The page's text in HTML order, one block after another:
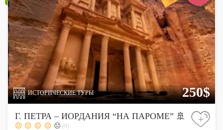
ИСТОРИЧЕСКИЕ ТУРЫ 250$
Г. ПЕТРА – ИОРДАНИЯ “НА ПАРОМЕ” 🚢
(0)
+